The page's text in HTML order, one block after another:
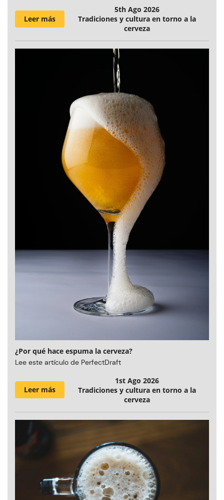
Leer más
5th Ago 2026
Tradiciones y cultura en torno a la
cerveza
¿Por qué hace espuma la cerveza?
Lee este artículo de PerfectDraft
Leer más
1st Ago 2026
Tradiciones y cultura en torno a la
cerveza